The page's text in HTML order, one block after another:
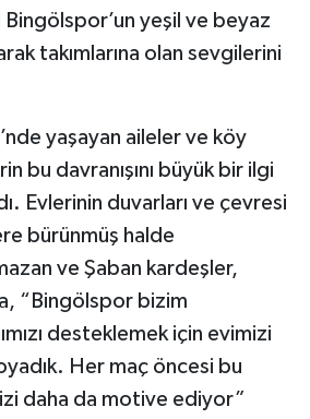
yeşil ve beyaz
takımlarına olan sevgilerini
yaşayan aileler ve köy
bu davranışını büyük bir ilgi
Evlerinin duvarları ve çevresi
bürünmüş halde
ve Şaban kardeşler,
“Bingölspor bizim
desteklemek için evimizi
Her maç öncesi bu
daha da motive ediyor”